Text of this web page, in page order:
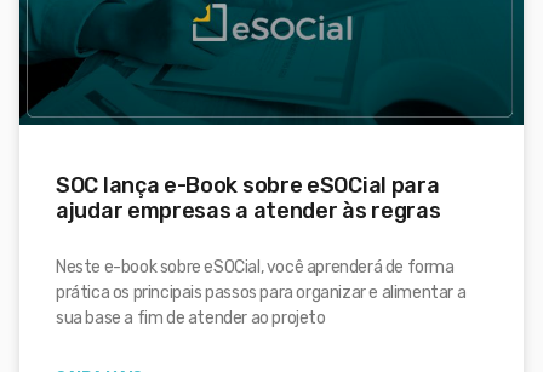
SOC lança e-Book sobre eSOCial para
ajudar empresas a atender às regras
Neste e-book sobre eSOCial, você aprenderá de forma
prática os principais passos para organizar e alimentar a
sua base a fim de atender ao projeto